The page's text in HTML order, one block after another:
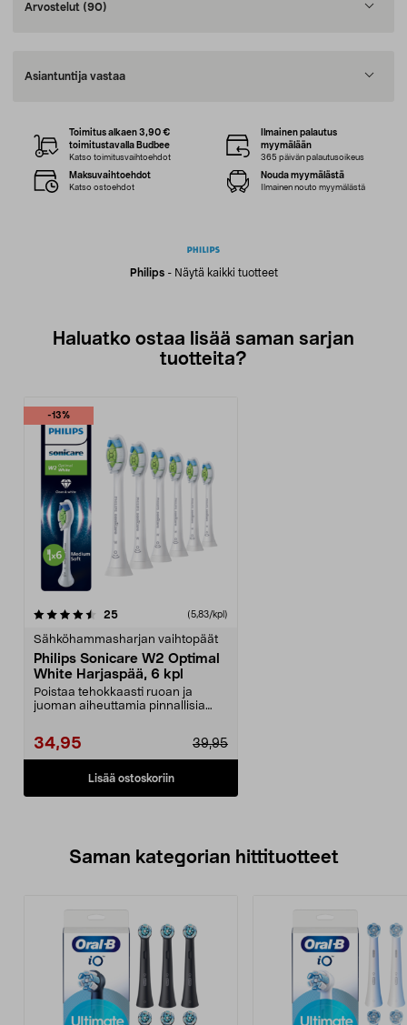
Arvostelut (90)
Asiantuntija vastaa
Philips- Näytä kaikki tuotteet
Toimitus alkaen 3,90 €
toimitustavalla Budbee
Katso toimitusvaihtoehdot
Ilmainen palautus
myymälään
365 päivän palautusoikeus
Maksuvaihtoehdot
Katso ostoehdot
Nouda myymälästä
Ilmainen nouto myymälästä
Haluatko ostaa lisää saman sarjan
tuotteita?
-13%
25arvostelut (5,83/kpl)
Sähköhammasharjan vaihtopäät
Philips Sonicare W2 Optimal
White Harjaspää, 6 kpl
Poistaa tehokkaasti ruoan ja
juoman aiheuttamia pinnallisia
39,95
34,95
Lisää ostoskoriin
Saman kategorian hittituotteet